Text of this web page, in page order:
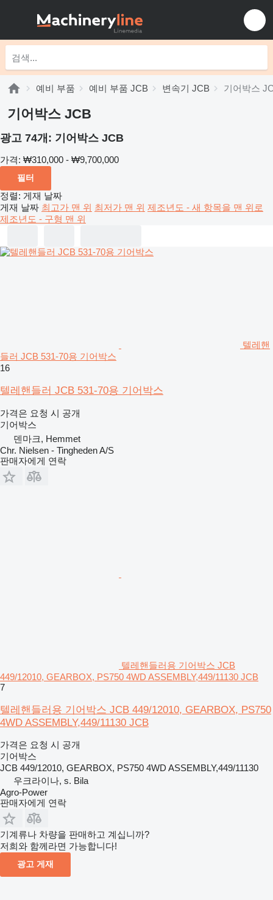
예비 부품 예비 부품 JCB 변속기 JCB 기어박스
기어박스 JCB
광고 74개: 기어박스 JCB
가격: ₩310,000 - ₩9,700,000
필터
정렬: 게재 날짜
게재 날짜 최고가 맨 위 최저가 맨 위 제조년도 - 새 항목을 맨 위로
제조년도 - 구형 맨 위
텔레핸
들러 JCB 531-70용 기어박스
16
텔레핸들러 JCB 531-70용 기어박스
가격은 요청 시 공개
기어박스
덴마크, Hemmet
Chr. Nielsen - Tingheden A/S
판매자에게 연락
텔레핸들러용 기어박스 JCB
449/12010, GEARBOX, PS750 4WD ASSEMBLY,449/11130 JCB
7
텔레핸들러용 기어박스 JCB 449/12010, GEARBOX, PS750
4WD ASSEMBLY,449/11130 JCB
가격은 요청 시 공개
기어박스
JCB 449/12010, GEARBOX, PS750 4WD ASSEMBLY,449/11130
우크라이나, s. Bila
Agro-Power
판매자에게 연락
기계류나 차량을 판매하고 계십니까?
저희와 함께라면 가능합니다!
광고 게재